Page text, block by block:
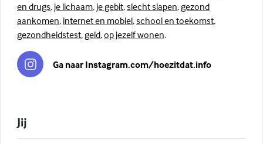
en drugs, je lichaam, je gebit,slecht slapen,gezond
aankomen, internet en mobiel,school en toekomst,
gezondheidstest,geld,op jezelf wonen.
Ga naar Instagram.com/hoezitdat.info
Jij